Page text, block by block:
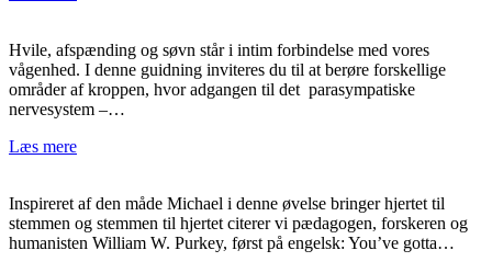
Hvile, afspænding og søvn står i intim forbindelse med vores
vågenhed. I denne guidning inviteres du til at berøre forskellige
områder af kroppen, hvor adgangen til det parasympatiske
nervesystem –…
Læs mere
Inspireret af den måde Michael i denne øvelse bringer hjertet til
stemmen og stemmen til hjertet citerer vi pædagogen, forskeren og
humanisten William W. Purkey, først på engelsk: You’ve gotta…